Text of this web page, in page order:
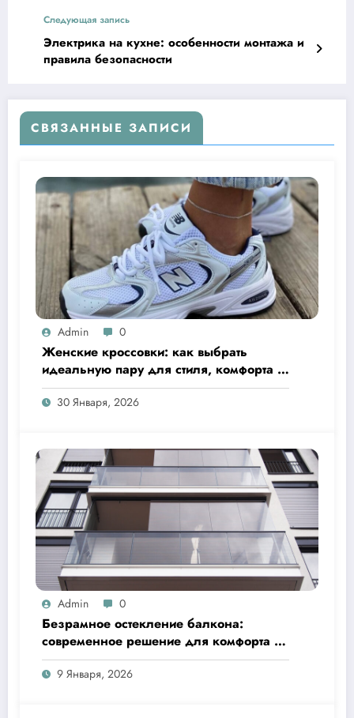
Следующая запись
Электрика на кухне: особенности монтажа и
правила безопасности
СВЯЗАННЫЕ ЗАПИСИ
Admin 0
Женские кроссовки: как выбрать
идеальную пару для стиля, комфорта и
активного образа жизни
30 Января, 2026
Admin 0
Безрамное остекление балкона:
современное решение для комфорта и
эстетики
9 Января, 2026